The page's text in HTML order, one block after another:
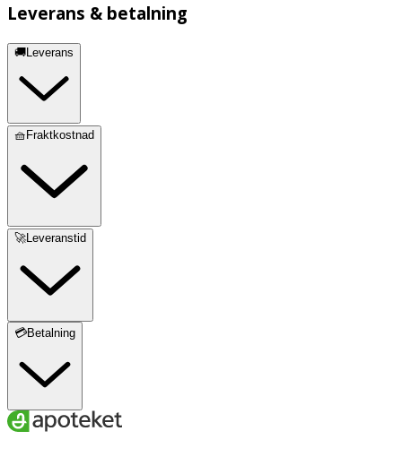
Leverans & betalning
🚚Leverans
🧺Fraktkostnad
🚀Leveranstid
💳Betalning